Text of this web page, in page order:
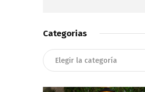
Categorias
Categorias